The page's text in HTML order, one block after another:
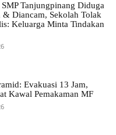
Tanjungpinang Diduga
& Diancam, Sekolah Tolak
Keluarga Minta Tindakan
Evakuasi 13 Jam,
Kawal Pemakaman MF